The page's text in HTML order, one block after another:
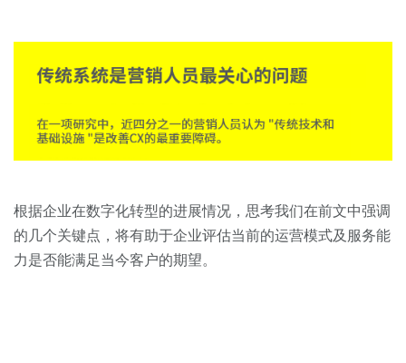
根据企业在数字化转型的进展情况，思考我们在前文中强调
的几个关键点，将有助于企业评估当前的运营模式及服务能
力是否能满足当今客户的期望。